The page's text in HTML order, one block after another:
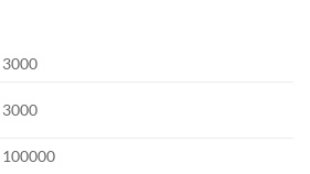
3000
3000
100000